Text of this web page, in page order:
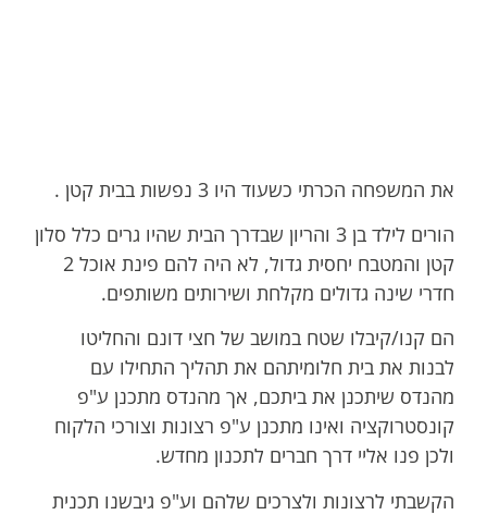
את המשפחה הכרתי כשעוד היו 3 נפשות בבית קטן .
הורים לילד בן 3 והריון שבדרך הבית שהיו גרים כלל סלון
קטן והמטבח יחסית גדול, לא היה להם פינת אוכל 2
חדרי שינה גדולים מקלחת ושירותים משותפים.
הם קנו/קיבלו שטח במושב של חצי דונם והחליטו
לבנות את בית חלומיתהם את תהליך התחילו עם
מהנדס שיתכנן את ביתכם, אך מהנדס מתכנן ע"פ
קונסטרוקציה ואינו מתכנן ע"פ רצונות וצורכי הלקוח
ולכן פנו אליי דרך חברים לתכנון מחדש.
הקשבתי לרצונות ולצרכים שלהם וע"פ גיבשנו תכנית